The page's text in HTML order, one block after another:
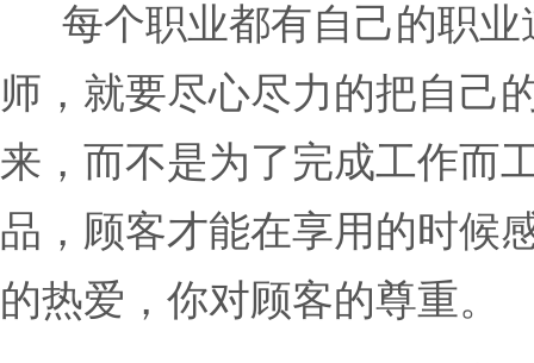
每个职业都有自己的职
师，就要尽心尽力的把自己
来，而不是为了完成工作而
品，顾客才能在享用的时候
的热爱，你对顾客的尊重。